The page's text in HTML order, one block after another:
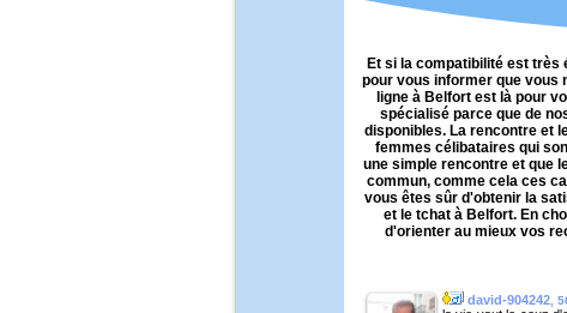
Et si la compatibilité est très
pour vous informer que vous
ligne à Belfort est là pour
spécialisé parce que de
disponibles. La rencontre et
femmes célibataires qui
une simple rencontre et que
commun, comme cela ces
vous êtes sûr d'obtenir la
et le tchat à Belfort. En
d'orienter au mieux vos
david-904242 ,